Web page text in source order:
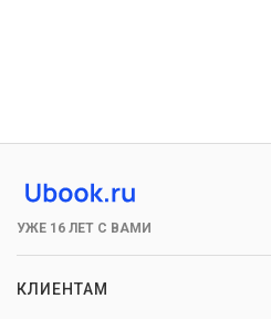
УЖЕ 16 ЛЕТ С ВАМИ
КЛИЕНТАМ